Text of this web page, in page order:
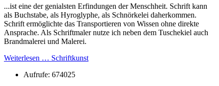
...ist eine der genialsten Erfindungen der Menschheit. Schrift kann
als Buchstabe, als Hyroglyphe, als Schnörkelei daherkommen.
Schrift ermöglichte das Transportieren von Wissen ohne direkte
Ansprache. Als Schriftmaler nutze ich neben dem Tuschekiel auch
Brandmalerei und Malerei.
Weiterlesen … Schriftkunst
Aufrufe: 674025